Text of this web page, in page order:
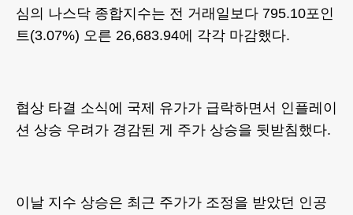
심의 나스닥 종합지수는 전 거래일보다 795.10포인
트(3.07%) 오른 26,683.94에 각각 마감했다.
협상 타결 소식에 국제 유가가 급락하면서 인플레이
션 상승 우려가 경감된 게 주가 상승을 뒷받침했다.
이날 지수 상승은 최근 주가가 조정을 받았던 인공